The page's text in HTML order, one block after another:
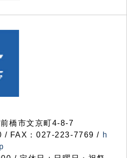
橋市文京町4-8-7
/ FAX：027-223-7769 / h